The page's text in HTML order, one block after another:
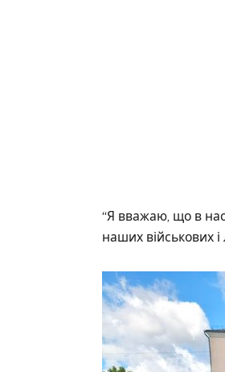
“Я вважаю, що в
наших військових